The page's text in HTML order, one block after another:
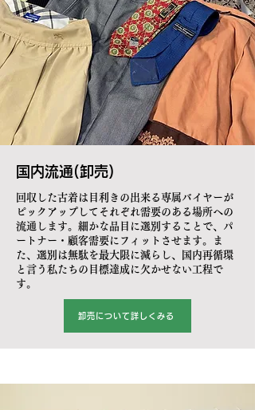
国内流通(卸売)
回収した古着は目利きの出来る専属バイヤーが
ピックアップしてそれぞれ需要のある場所への
流通します。細かな品目に選別することで、パ
ートナー・顧客需要にフィットさせます。ま
た、選別は無駄を最大限に減らし、国内再循環
と言う私たちの目標達成に欠かせない工程で
す。
卸売について詳しくみる